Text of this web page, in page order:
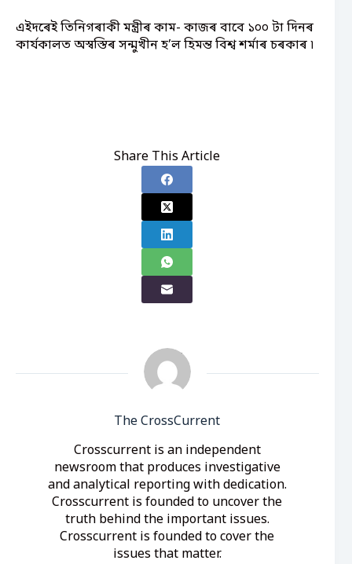
এইদৰেই তিনিগৰাকী মন্ত্ৰীৰ কাম- কাজৰ বাবে ১০০ টা দিনৰ
কাৰ্যকালত অস্বস্তিৰ সন্মুখীন হ’ল হিমন্ত বিশ্ব শৰ্মাৰ চৰকাৰ ৷
Share This Article
The CrossCurrent
Crosscurrent is an independent
newsroom that produces investigative
and analytical reporting with dedication.
Crosscurrent is founded to uncover the
truth behind the important issues.
Crosscurrent is founded to cover the
issues that matter.